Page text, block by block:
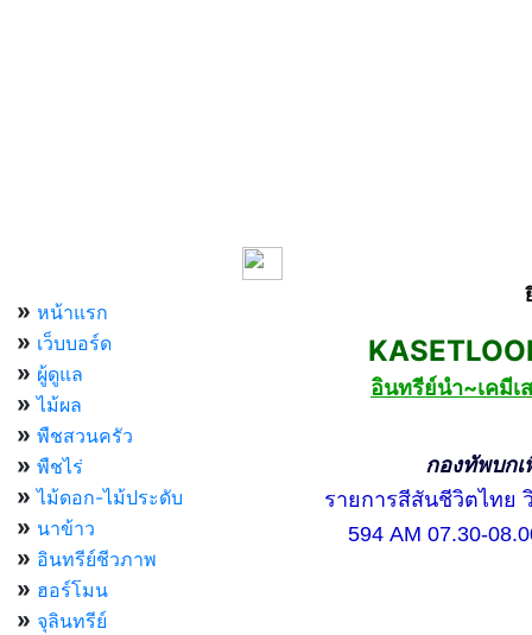
» หน้าแรก
» เว็บบอร์ด
» ผู้ดูแล
» ไม้ผล
» พืชสวนครัว
» พืชไร่
» ไม้ดอก-ไม้ประดับ
» นาข้าว
» อินทรีย์ชีวภาพ
» ฮอร์โมน
» จุลินทรีย์
อินทรีย์นำ~เคมีเ
กองทัพบกเพื่อป
รายการสีสันชีวิตไทย วิ
594 AM 07.30-08.00